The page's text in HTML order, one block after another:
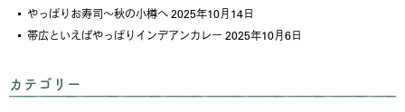
やっぱりお寿司～秋の小樽へ2025年10月14日
帯広といえばやっぱりインデアンカレー2025年10月6日
カテゴリー